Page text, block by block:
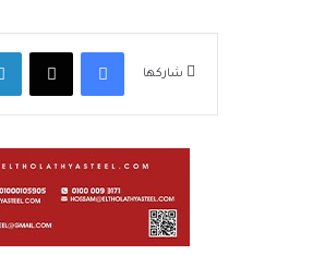
شاركها
فيسبوك‫X